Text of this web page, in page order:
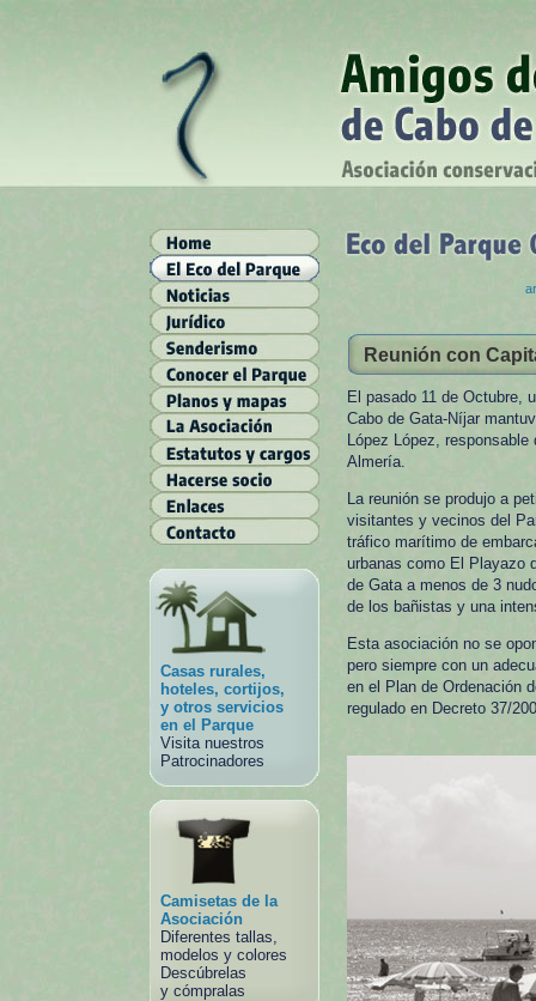
Casas rurales,
hoteles, cortijos,
y otros servicios
en el Parque
Visita nuestros
Patrocinadores
Camisetas de la
Asociación
Diferentes tallas,
modelos y colores
Descúbrelas
y cómpralas
Reunión con
El pasado 11 de Octubre,
Cabo de Gata-Níjar
López López,
Almería.
La reunión se produjo a
visitantes y vecinos del
tráfico marítimo de
urbanas como El Playazo
de Gata a menos de 3
de los bañistas y una
Esta asociación no se
pero siempre con un
en el Plan de Ordenación
regulado en Decreto 37/